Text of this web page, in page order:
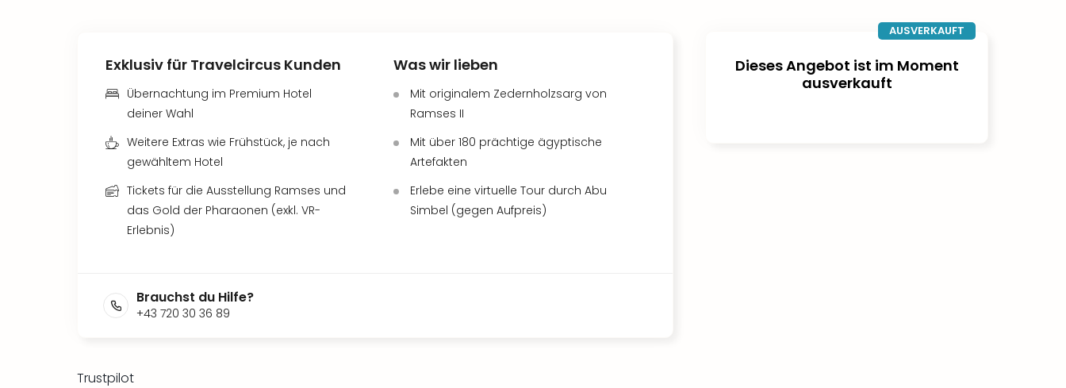
AUSVERKAUFT
Dieses Angebot ist im Moment
ausverkauft
Exklusiv für Travelcircus Kunden
Übernachtung im Premium Hotel
deiner Wahl
Weitere Extras wie Frühstück, je nach
gewähltem Hotel
Tickets für die Ausstellung Ramses und
das Gold der Pharaonen (exkl. VR-
Erlebnis)
Was wir lieben
Mit originalem Zedernholzsarg von
Ramses II
Mit über 180 prächtige ägyptische
Artefakten
Erlebe eine virtuelle Tour durch Abu
Simbel (gegen Aufpreis)
Brauchst du Hilfe?
+43 720 30 36 89
Trustpilot